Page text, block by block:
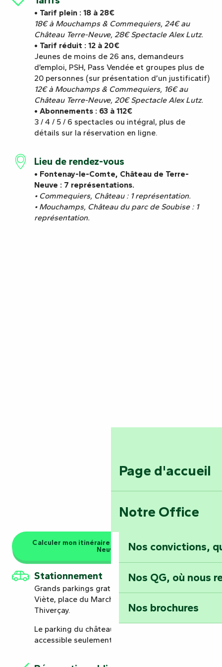
Page d'accueil
Notre Office
Nos convictions,
Nos QG, où nous
Nos brochures
• Tarif plein : 18 à 28€
18€ à Mouchamps & Commequiers, 24€ au
Château Terre-Neuve, 28€ Spectacle Alex Lutz.
• Tarif réduit : 12 à 20€
Jeunes de moins de 26 ans, demandeurs
d’emploi, PSH, Pass Vendée et groupes plus de
20 personnes (sur présentation d’un justificatif)
12€ à Mouchamps & Commequiers, 16€ au
Château Terre-Neuve, 20€ Spectacle Alex Lutz.
• Abonnements : 63 à 112€
3 / 4 / 5 / 6 spectacles ou intégral, plus de
détails sur la réservation en ligne.
Lieu de rendez-vous
• Fontenay-le-Comte, Château de Terre-
Neuve : 7 représentations.
• Commequiers, Château : 1 représentation.
• Mouchamps, Château du parc de Soubise : 1
représentation.
Calculer mon itinéraire au Château de Terre-
Neuve
Stationnement
Grands parkings gratuit à 800 mètres : place
Viète, place du Marché aux Herbes et place
Thiverçay.
Le parking du château de Terre-Neuve est
accessible seulement aux PMR et officiels.